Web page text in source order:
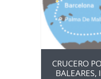
CRUCERO
BALEARES,